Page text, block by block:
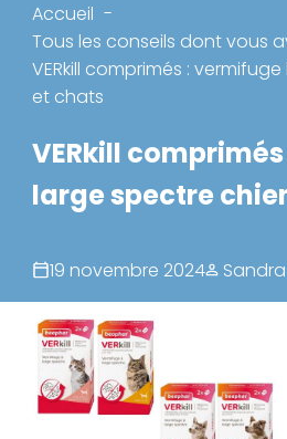
Accueil
Tous les conseils dont vous
VERkill comprimés :
et chats
VERkill
large spectre
19 novembre 2024